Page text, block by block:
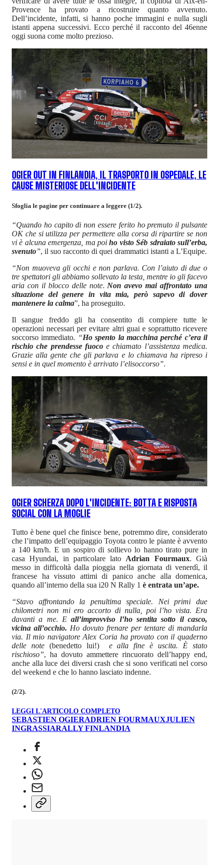
Provence ha provato a ricostruire quanto avvenuto.
Dell’incidente, infatti, si hanno poche immagini e nulla sugli
istanti appena successivi. Ecco perché il racconto del 46enne
oggi suona come molto prezioso.
OGIER OUT IN FINLANDIA, IL TRASPORTO IN OSPEDALE, LE
CAUSE MISTERIOSE DELL'INCIDENTE
Sfoglia le pagine per continuare a leggere (1/2).
“Quando ho capito di non essere ferito ho premuto il pulsante
OK che si utilizza per permettere alla corsa di ripartire se non
vi è alcuna emergenza, ma poi ho visto Séb sdraiato sull’erba,
svenuto”, il suo racconto di quei drammatici istanti a L’Equipe.
“Non muoveva gli occhi e non parlava. Con l’aiuto di due o
tre spettatori gli abbiamo sollevato la testa, mentre io gli facevo
aria con il blocco delle note. Non avevo mai affrontato una
situazione del genere in vita mia, però sapevo di dover
mantenere la calma”, ha proseguito.
Il sangue freddo gli ha consentito di compiere tutte le
operazioni necessari per evitare altri guai e soprattutto ricevere
soccorso immediato. “Ho spento la macchina perché c’era il
rischio che prendesse fuocoe chiamato l’assistenza medica.
Grazie alla gente che gli parlava e lo chiamava ha ripreso i
sensi e in quel momento è arrivato l’elisoccorso”.
OGIER SCHERZA DOPO L'INCIDENTE: BOTTA E RISPOSTA
SOCIAL CON LA MOGLIE
Tutto è bene quel che finisce bene, potremmo dire, considerato
che l’impatto dell’equipaggio Toyota contro le piante è avvento
a 140 km/h. E un sospiro di sollievo lo hanno tirato pure in
casa Hyundai, in particolare latoAdrian Fourmaux. Già
messo in difficoltà dalla pioggia nella giornata di venerdì, il
francese ha vissuto attimi di panico anche alla domenica,
quando all’interno della sua i20 N Rally 1 è entrata un’ape.
“Stavo affrontando la penultima speciale. Nei primi due
chilometri non mi ero accorto di nulla, poi l’ho vista. Era
davanti a me. Eall’improvviso l’ho sentita sotto il casco,
vicina all’occhio. Ho dovuto frenare per tentare di mandarla
via. Il mio navigatore Alex Coria ha provato con il quaderno
delle note (benedetto lui!)e alla fine è uscita. È stato
rischioso”, ha dovuto ammettere rincuorato dell’happy end,
anche alla luce dei diversi crash che si sono verificati nel corso
del weekend e che lo hanno lasciato indenne.
(2/2).
LEGGI L'ARTICOLO COMPLETO
SEBASTIEN OGIERADRIEN FOURMAUXJULIEN
INGRASSIARALLY FINLANDIA